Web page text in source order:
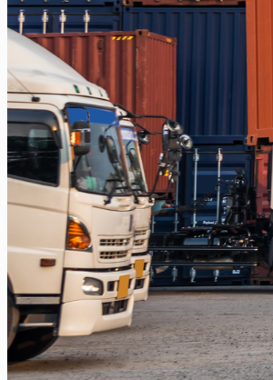
Balikpapan – Semarang
Balikpapan – Manado
Balikpapan – Jakarta
Balikpapan – Bali
Samarinda
Samarinda – Kendari
Samarinda – Makassar
Surabaya
Surabaya – Tenggarong
Surabaya – Grogot
Surabaya – Sangatta
Surabaya – Tanjung Selor
Surabaya – Berau
Surabaya – Tarakan
Surabaya – Malinau
Surabaya – Bontang
Surabaya – Gorontalo
Surabaya – Kendari
Surabaya – Samarinda
Surabaya – Balikpapan
Surabaya – Manado
Surabaya – Palu